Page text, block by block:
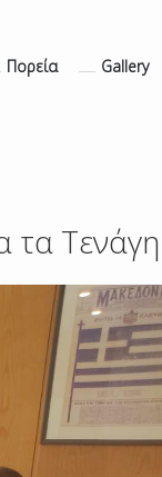
Πορεία Gallery
Τενάγη